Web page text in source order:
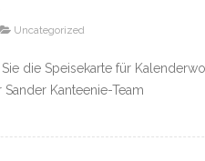
Uncategorized
die Speisekarte für
Kanteenie-Team